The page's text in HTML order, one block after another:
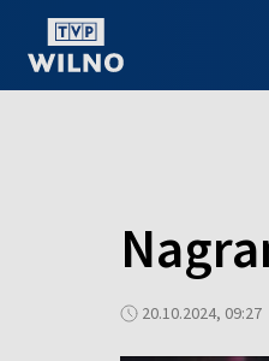
20.10.2024, 09:27